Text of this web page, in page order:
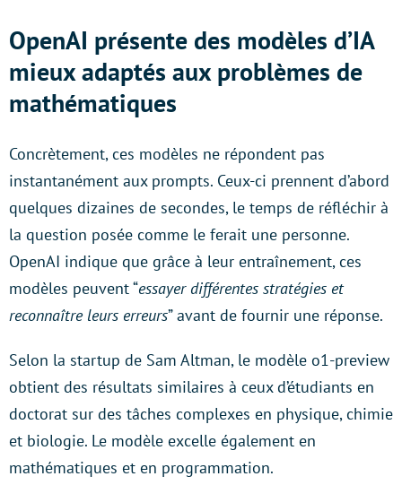
OpenAI présente des modèles d’IA
mieux adaptés aux problèmes de
mathématiques
Concrètement, ces modèles ne répondent pas
instantanément aux prompts. Ceux-ci prennent d’abord
quelques dizaines de secondes, le temps de réfléchir à
la question posée comme le ferait une personne.
OpenAI indique que grâce à leur entraînement, ces
modèles peuvent “essayer différentes stratégies et
reconnaître leurs erreurs” avant de fournir une réponse.
Selon la startup de Sam Altman, le modèle o1-preview
obtient des résultats similaires à ceux d’étudiants en
doctorat sur des tâches complexes en physique, chimie
et biologie. Le modèle excelle également en
mathématiques et en programmation.